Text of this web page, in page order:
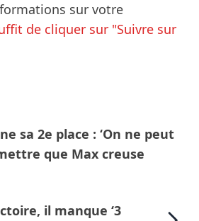
sur votre
de cliquer sur "Suivre sur
sa 2e place : ‘On ne peut
que Max creuse
il manque ‘3